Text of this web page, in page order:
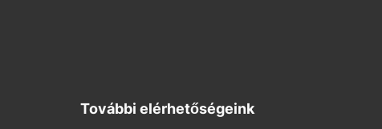
További elérhetőségeink